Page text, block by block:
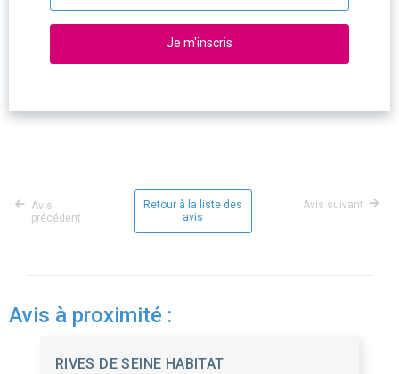
Je m'inscris
Avis
précédent
Retour à la liste des
avis
Avis suivant
Avis à proximité :
RIVES DE SEINE HABITAT